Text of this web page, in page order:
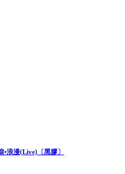
浪漫(Live)〔黑膠〕